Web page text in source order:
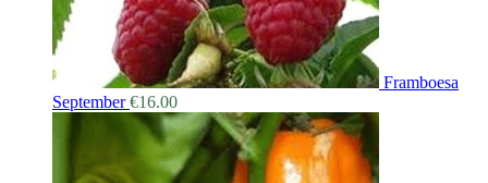
Framboesa
September €16.00